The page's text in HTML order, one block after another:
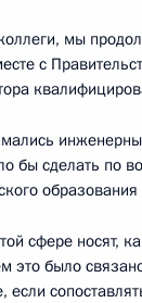
года, 15:00
комиссии по
года, 16:00
мы
с
бы сделать по
сфере носят,
это было
если